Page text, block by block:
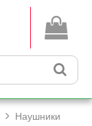
Наушники